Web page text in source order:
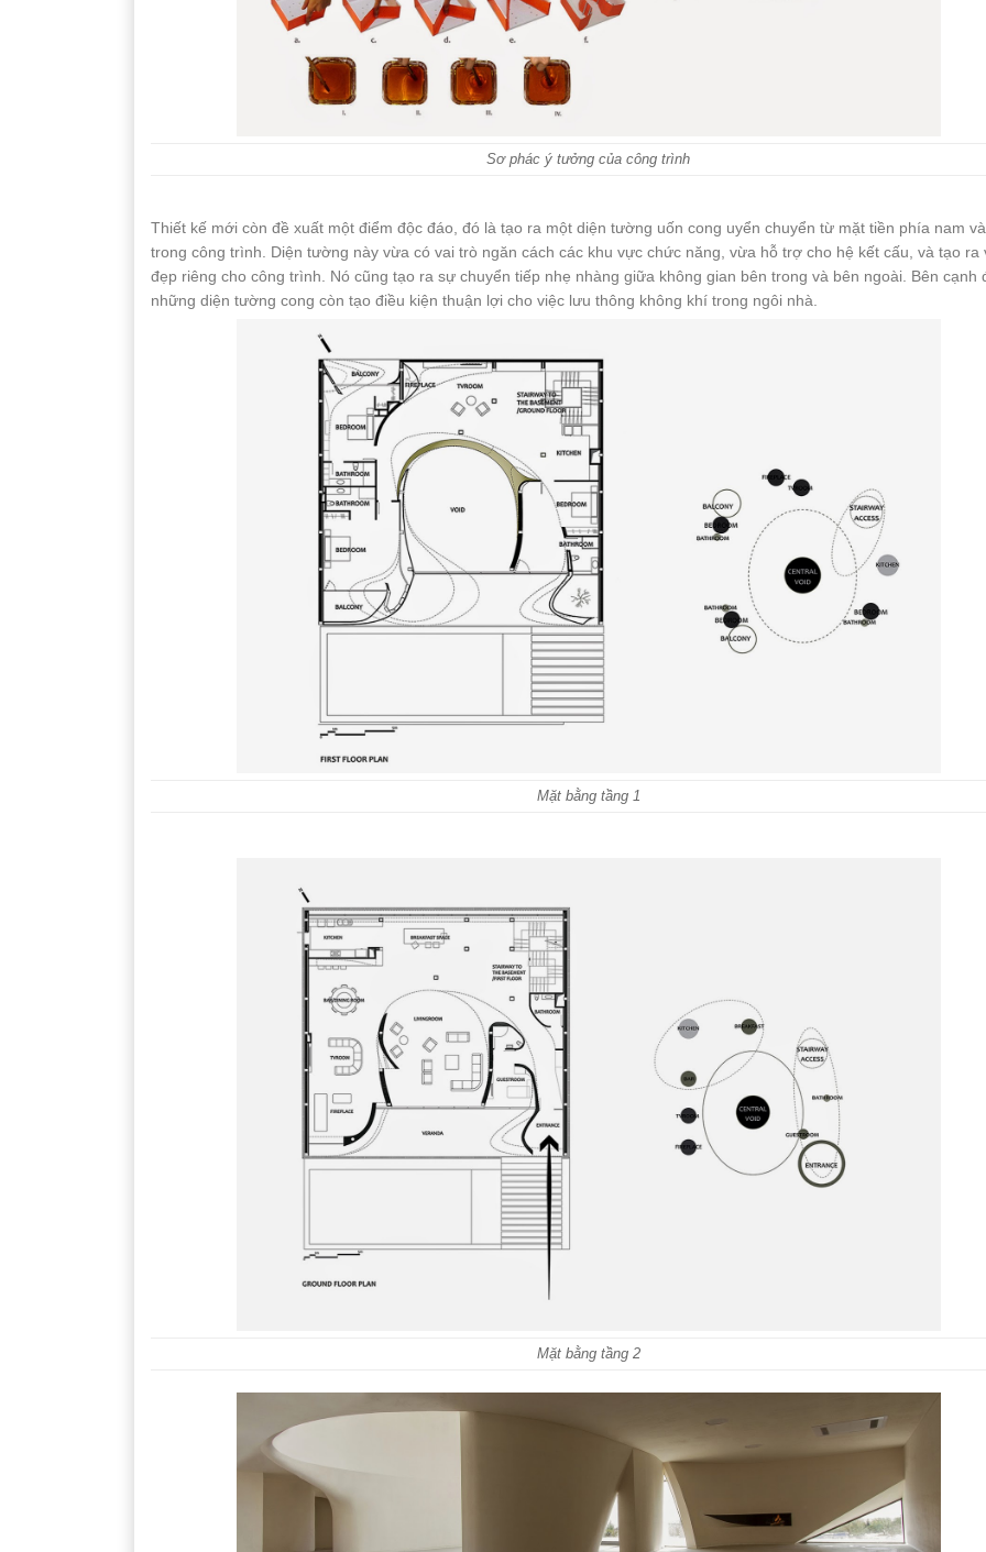
Sơ phác ý tưởng của công trình
Thiết kế mới còn đề xuất một điểm độc đáo, đó là tạo ra một diện tường uốn cong uyển chuyển từ mặt tiền phía nam
trong công trình. Diện tường này vừa có vai trò ngăn cách các khu vực chức năng, vừa hỗ trợ cho hệ kết cấu, và tạo ra
đẹp riêng cho công trình. Nó cũng tạo ra sự chuyển tiếp nhẹ nhàng giữa không gian bên trong và bên ngoài. Bên cạnh
những diện tường cong còn tạo điều kiện thuận lợi cho việc lưu thông không khí trong ngôi nhà.
Mặt bằng tầng 1
Mặt bằng tầng 2